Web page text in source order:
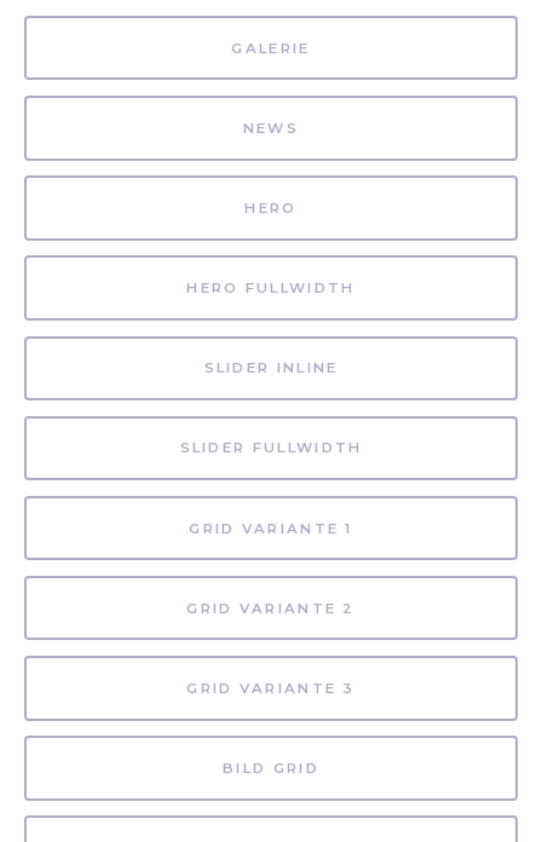
GALERIE
NEWS
HERO
HERO FULLWIDTH
SLIDER INLINE
SLIDER FULLWIDTH
GRID VARIANTE 1
GRID VARIANTE 2
GRID VARIANTE 3
BILD GRID